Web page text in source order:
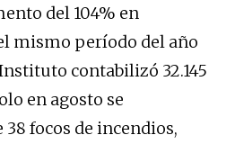
del 104% en
mismo período del año
contabilizó 32.145
en agosto se
focos de incendios,